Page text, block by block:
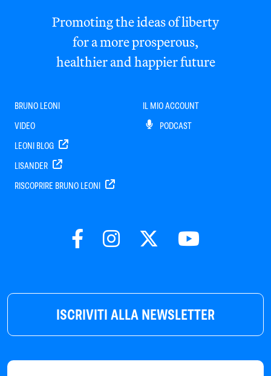
ISCRIVITI ALLA NEWSLETTER
Promoting the ideas of liberty
for a more prosperous,
healthier and happier future
BRUNO LEONI
VIDEO
LEONI BLOG
LISANDER
RISCOPRIRE BRUNO LEONI
IL MIO ACCOUNT
PODCAST